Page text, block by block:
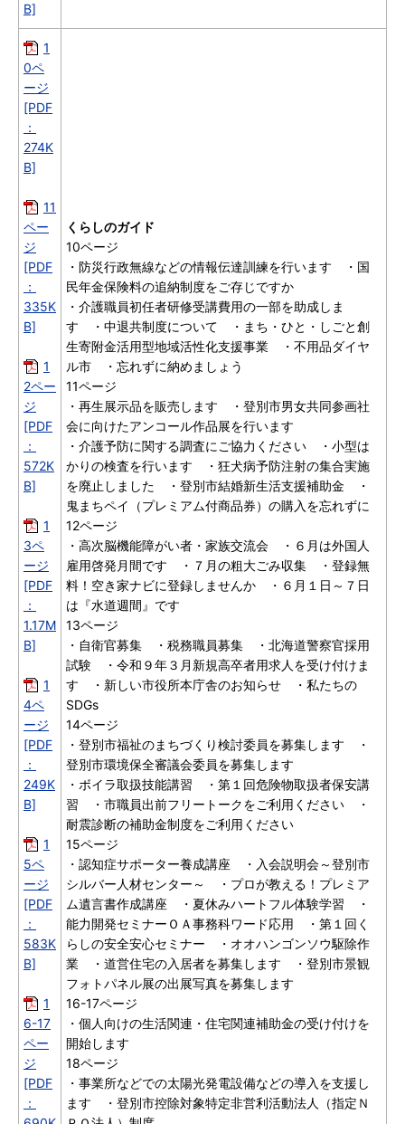
B]
1
0ペ
ージ
[PDF
：
274K
B]
11
ペー
ジ
[PDF
：
335K
B]
1
2ペー
ジ
[PDF
：
572K
B]
1
3ペ
ージ
[PDF
：
1.17M
B]
1
4ペ
ージ
[PDF
：
249K
B]
1
5ペ
ージ
[PDF
：
583K
B]
1
6-17
ペー
ジ
[PDF
：
くらしのガイド
10ページ
・防災行政無線などの情報伝達訓練を行います ・国
民年金保険料の追納制度をご存じですか
・介護職員初任者研修受講費用の一部を助成しま
す ・中退共制度について ・まち・ひと・しごと創
生寄附金活用型地域活性化支援事業 ・不用品ダイヤ
ル市 ・忘れずに納めましょう
11ページ
・再生展示品を販売します ・登別市男女共同参画社
会に向けたアンコール作品展を行います
・介護予防に関する調査にご協力ください ・小型は
かりの検査を行います ・狂犬病予防注射の集合実施
を廃止しました ・登別市結婚新生活支援補助金 ・
鬼まちペイ（プレミアム付商品券）の購入を忘れずに
12ページ
・高次脳機能障がい者・家族交流会 ・６月は外国人
雇用啓発月間です ・７月の粗大ごみ収集 ・登録無
料！空き家ナビに登録しませんか ・６月１日～７日
は『水道週間』です
13ページ
・自衛官募集 ・税務職員募集 ・北海道警察官採用
試験 ・令和９年３月新規高卒者用求人を受け付けま
す ・新しい市役所本庁舎のお知らせ ・私たちの
SDGs
14ページ
・登別市福祉のまちづくり検討委員を募集します ・
登別市環境保全審議会委員を募集します
・ボイラ取扱技能講習 ・第１回危険物取扱者保安講
習 ・市職員出前フリートークをご利用ください ・
耐震診断の補助金制度をご利用ください
15ページ
・認知症サポーター養成講座 ・入会説明会～登別市
シルバー人材センター～ ・プロが教える！プレミア
ム遺言書作成講座 ・夏休みハートフル体験学習 ・
能力開発セミナーＯＡ事務科ワード応用 ・第１回く
らしの安全安心セミナー ・オオハンゴンソウ駆除作
業 ・道営住宅の入居者を募集します ・登別市景観
フォトパネル展の出展写真を募集します
16-17ページ
・個人向けの生活関連・住宅関連補助金の受け付けを
開始します
18ページ
・事業所などでの太陽光発電設備などの導入を支援し
ます ・登別市控除対象特定非営利活動法人（指定Ｎ